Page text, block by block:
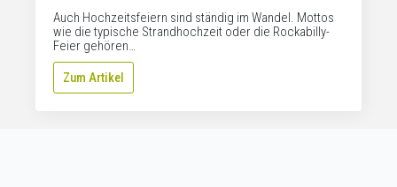
Auch Hochzeitsfeiern sind ständig im Wandel. Mottos
wie die typische Strandhochzeit oder die Rockabilly-
Feier gehören…
Zum Artikel